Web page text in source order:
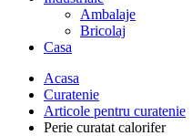
Ambalaje
Bricolaj
Casa
Acasa
Curatenie
Articole pentru curatenie
Perie curatat calorifer